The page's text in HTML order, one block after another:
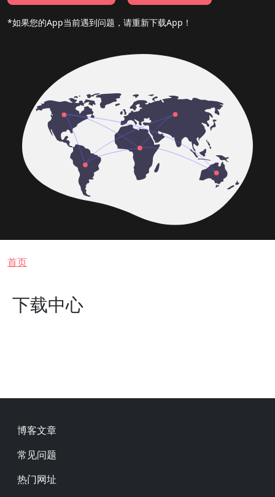
*如果您的App当前遇到问题，请重新下载App！
面包屑
首页
下载中心
Footer
博客文章
常见问题
热门网址